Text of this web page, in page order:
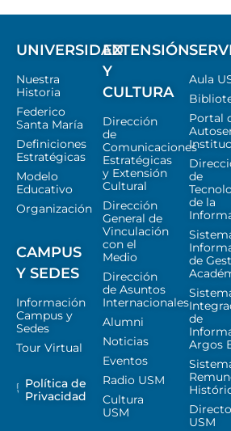
UNIVERSIDAD
Nuestra
Historia
Federico
Santa María
Definiciones
Estratégicas
Modelo
Educativo
Organización
CAMPUS
Y SEDES
Información
Campus y
Sedes
Tour Virtual
Política de
Privacidad
EXTENSIÓN
Y
CULTURA
Dirección
de
Comunicaciones
Estratégicas
y Extensión
Cultural
Dirección
General de
Vinculación
con el
Medio
Dirección
de Asuntos
Internacionales
Alumni
Noticias
Eventos
Radio USM
Cultura
USM
Aula
Portal
de
de la
de
de
Argos
USM